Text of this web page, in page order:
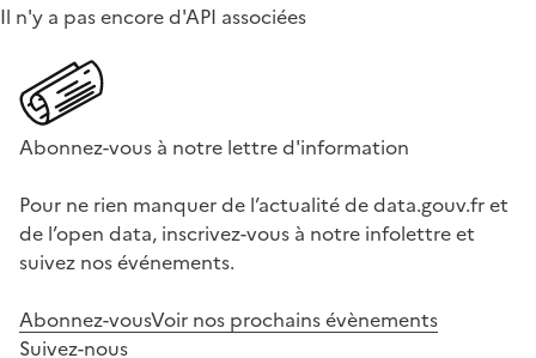
Il n'y a pas encore d'API associées
Abonnez-vous à notre lettre d'information
Pour ne rien manquer de l’actualité de data.gouv.fr et
de l’open data, inscrivez-vous à notre infolettre et
suivez nos événements.
Abonnez-vousVoir nos prochains évènements
Suivez-nous